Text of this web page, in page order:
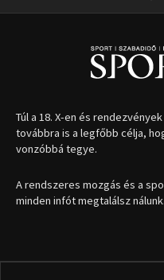
Túl a 18. X-en és
továbbra is a legfőbb célja,
vonzóbbá tegye.
A rendszeres mozgás és a
minden infót megtalálsz nálunk.